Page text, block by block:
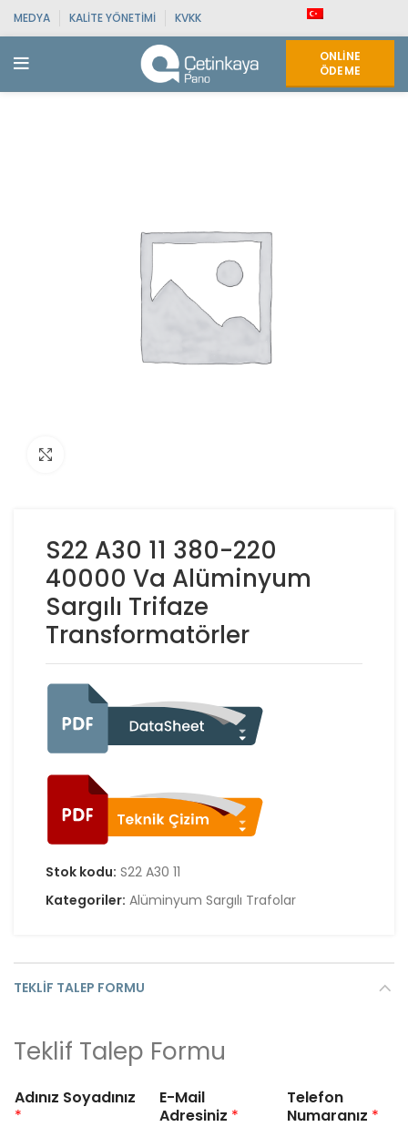
MEDYA KALITE YÖNETIMI KVKK
ONLINE
ÖDEME
S22 A30 11 380-220
40000 Va Alüminyum
Sargılı Trifaze
Transformatörler
Stok kodu: S22 A30 11
Kategoriler: Alüminyum Sargılı Trafolar
TEKLIF TALEP FORMU
Teklif Talep Formu
Adınız Soyadınız
*
E-Mail
Adresiniz *
Telefon
Numaranız *